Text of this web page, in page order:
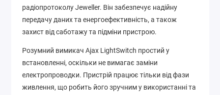
радіопротоколу Jeweller. Він забезпечує надійну
передачу даних та енергоефективність, а також
захист від саботажу та підміни пристрою.
Розумний вимикач Ajax LightSwitch простий у
встановленні, оскільки не вимагає заміни
електропроводки. Пристрій працює тільки від фази
живлення, що робить його зручним у використанні та